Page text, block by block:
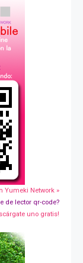
Yumeki Network »
de lector qr-code?
uno gratis!